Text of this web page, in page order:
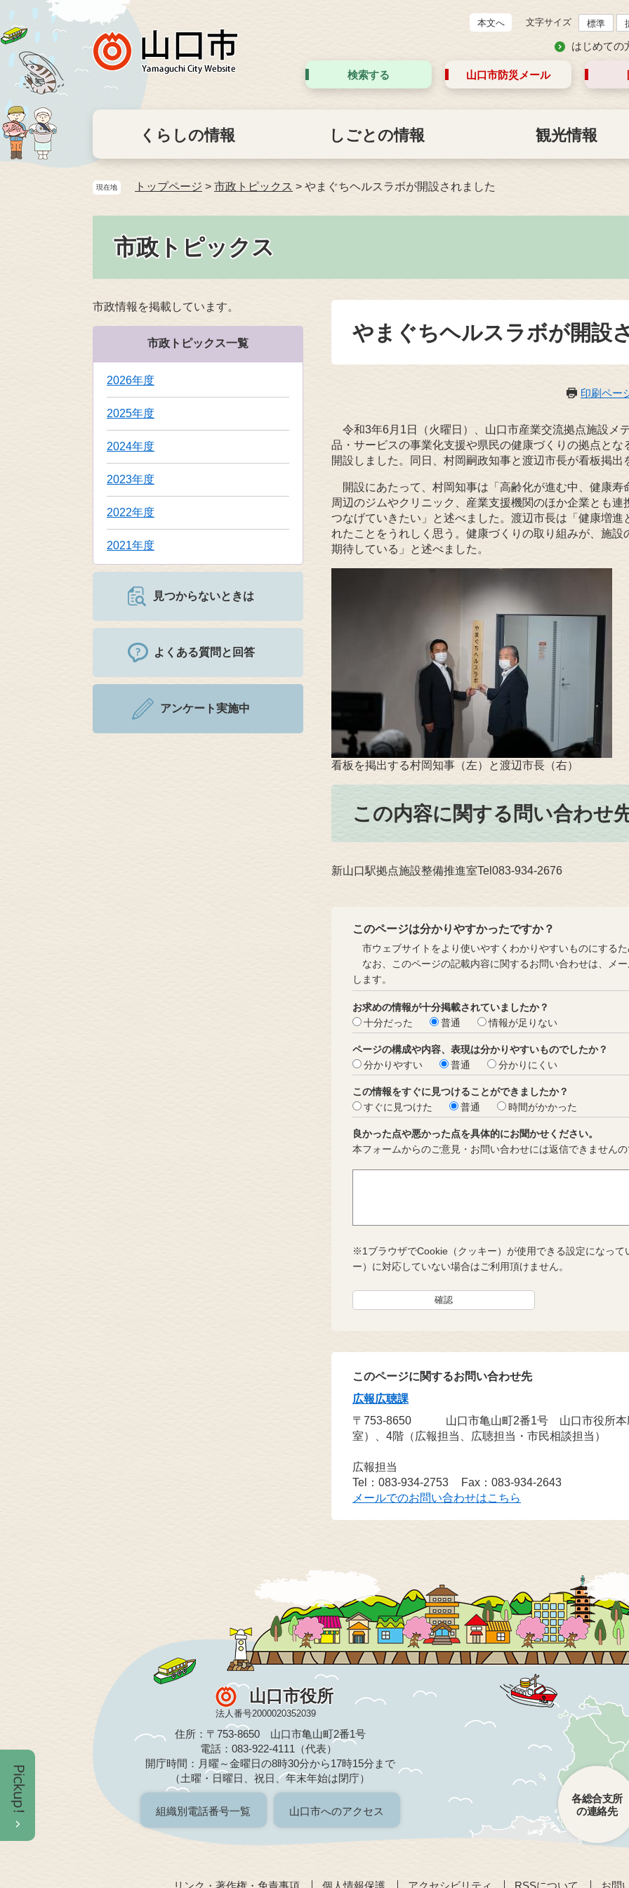
本文へ 文字サイズ 標準
はじめての
検索する 山口市防災 メール
くらしの情報 しごとの情報 観光情報
現在地 トップページ > 市政トピックス > やまぐちヘルスラボが開設されました
市政トピックス
やまぐちヘルスラボが開設
印刷ペー
令和3年6月1日（火曜日）、山口市産業交流拠点施設メ
品・サービスの事業化支援や県民の健康づくりの拠点と
開設しました。同日、村岡嗣政知事と渡辺市長が看板掲出
開設にあたって、村岡知事は「高齢化が進む中、健康寿
周辺のジムやクリニック、産業支援機関のほか企業とも
つなげていきたい」と述べました。渡辺市長は「健康増
れたことをうれしく思う。健康づくりの取り組みが、施
期待している」と述べました。
看板を掲出する村岡知事（左）と渡辺市長（右）
この内容に関する問い合わせ
新山口駅拠点施設整備推進室Tel083-934-2676
このページは分かりやすかったですか？
市ウェブサイトをより使いやすくわかりやすいものにする
なお、このページの記載内容に関するお問い合わせは、メ
します。
お求めの情報が十分掲載されていましたか？
十分だった
普通 情報が足りない
ページの構成や内容、表現は分かりやすいものでしたか？
分かりやすい
普通 分かりにくい
この情報をすぐに見つけることができましたか？
すぐに見つけた
普通 時間がかかった
良かった点や悪かった点を具体的にお聞かせください。
本フォームからのご意見・お問い合わせには返信できません
※1ブラウザでCookie（クッキー）が使用できる設定になっ
ー）に対応していない場合はご利用頂けません。
このページに関するお問い合わせ先
広報広聴課
〒753-8650
山口市亀山町2番1号 山口市役所
室）、4階（広報担当、広聴担当・市民相談担当）
広報担当
Tel：083-934-2753
Fax：083-934-2643
メールでのお問い合わせはこちら
市政情報を掲載しています。
市政トピックス一覧
2026年度
2025年度
2024年度
2023年度
2022年度
2021年度
見つからないときは
よくある質問と回答
アンケート実施中
山口市役所
法人番号2000020352039
住所：〒753-8650 山口市亀山町2番1号
電話：083-922-4111（代表）
開庁時間：月曜～金曜日の8時30分から17時15分まで
（土曜・日曜日、祝日、年末年始は閉庁）
組織別電話番号一覧 山口市へのアクセス
各総合支所
の連絡先